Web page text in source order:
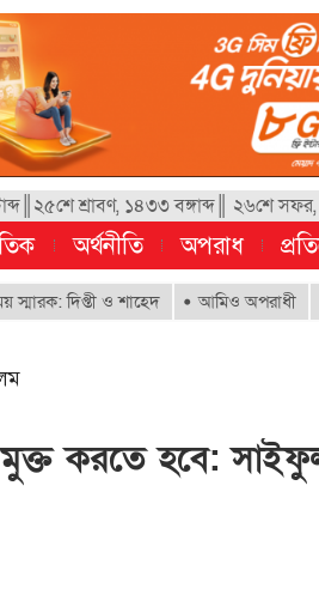
শ্রাবণ, ১৪৩৩ বঙ্গাব্দ║ ২৬শে
অর্থনীতি অপরাধ
ও শাহেদ আমিও অপরাধী সুপেয়
মুক্ত করতে হবে: